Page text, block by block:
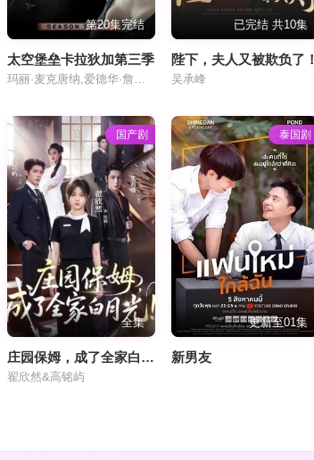
第20集完结
太空堡垒卡拉狄加第三季
已完结 共10集
陛下，夫人又被欺负了！
吴承峰
国产剧
全集
庄园保姆，成了全家白月光!
翟欣然&高铭屿
泰国剧
更新至01集
新男友